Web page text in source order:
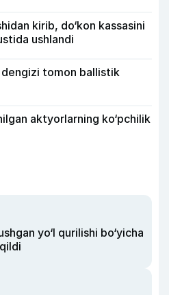
kirib, do‘kon kassasini
ushlandi
tomon ballistik
aktyorlarning ko‘pchilik
yo‘l qurilishi bo‘yicha